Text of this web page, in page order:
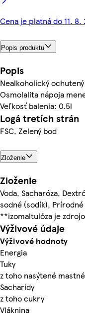
Cena je platná do 11. 8.
Popis produktu
Popis
Nealkoholický
Osmolalita nápoja
Veľkosť balenia: 0.5l
Logá tretích strán
FSC, Zelený bod
Zloženie
Zloženie
Voda, Sacharóza,
sodné (sodík),
**izomaltulóza je
Výživové údaje
Výživové hodnoty
Energia
Tuky
z toho nasýtené
Sacharidy
z toho cukry
Vláknina